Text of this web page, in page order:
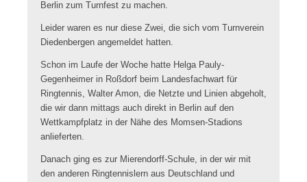
Berlin zum Turnfest zu machen.
Leider waren es nur diese Zwei, die sich vom Turnverein
Diedenbergen angemeldet hatten.
Schon im Laufe der Woche hatte Helga Pauly-
Gegenheimer in Roßdorf beim Landesfachwart für
Ringtennis, Walter Amon, die Netzte und Linien abgeholt,
die wir dann mittags auch direkt in Berlin auf den
Wettkampfplatz in der Nähe des Momsen-Stadions
anlieferten.
Danach ging es zur Mierendorff-Schule, in der wir mit
den anderen Ringtennislern aus Deutschland und